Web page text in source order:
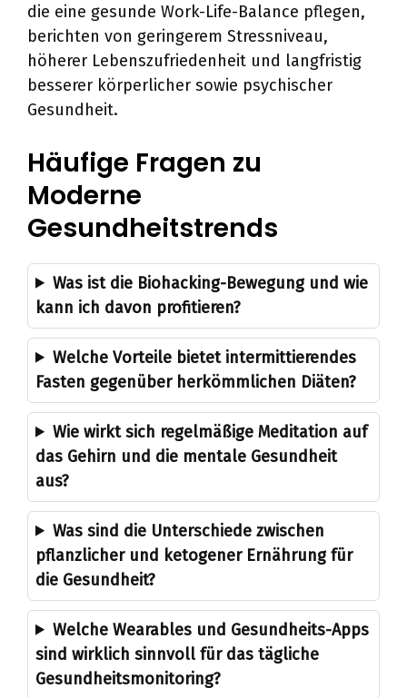
die eine gesunde Work-Life-Balance pflegen,
berichten von geringerem Stressniveau,
höherer Lebenszufriedenheit und langfristig
besserer körperlicher sowie psychischer
Gesundheit.
Häufige Fragen zu
Moderne
Gesundheitstrends
Was ist die Biohacking-Bewegung und wie
kann ich davon profitieren?
Welche Vorteile bietet intermittierendes
Fasten gegenüber herkömmlichen Diäten?
Wie wirkt sich regelmäßige Meditation auf
das Gehirn und die mentale Gesundheit
aus?
Was sind die Unterschiede zwischen
pflanzlicher und ketogener Ernährung für
die Gesundheit?
Welche Wearables und Gesundheits-Apps
sind wirklich sinnvoll für das tägliche
Gesundheitsmonitoring?